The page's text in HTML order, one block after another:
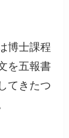
博士課程
を五報書
てきたつ